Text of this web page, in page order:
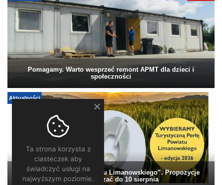
Pomagamy. Warto wesprzeć remont APMT dla dzieci i
społeczności
Aktualności
„Turystyczna Perła Powiatu Limanowskiego”. Propozycje
można zgłaszać do 10 sierpnia
Ta strona korzysta z
ciasteczek aby
świadczyć usługi na
najwyższym poziomie.